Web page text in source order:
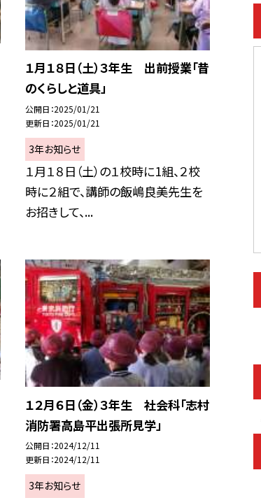
１月１８日（土）３年生 出前授業「昔
のくらしと道具」
公開日 2025/01/21
更新日 2025/01/21
3年お知らせ
１月１８日（土）の１校時に1組、２校
時に２組で、講師の飯嶋良美先生を
お招きして、...
１２月６日（金）３年生 社会科「志村
消防署高島平出張所見学」
公開日 2024/12/11
更新日 2024/12/11
3年お知らせ